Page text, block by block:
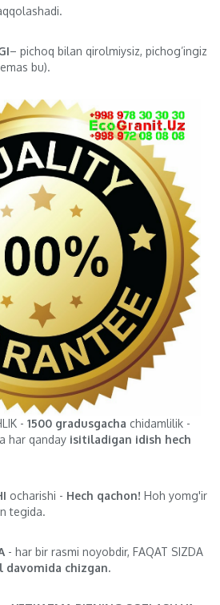
– pichoq bilan qirolmiysiz, pichog’ingiz
bu).
- 1500 gradusgacha chidamlilik -
har qanday isitiladigan idish hech
ocharishi - Hech qachon! Hoh yomg'ir
tegida.
- har bir rasmi noyobdir, FAQAT SIZDA
davomida chizgan.